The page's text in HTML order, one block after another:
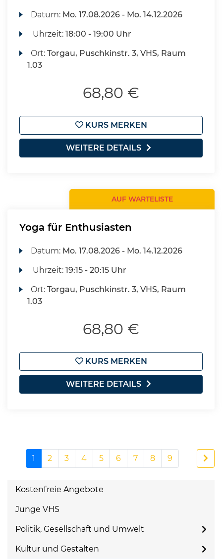
Datum: Mo. 17.08.2026 - Mo. 14.12.2026
Uhrzeit:18:00 - 19:00 Uhr
Ort:Torgau, Puschkinstr. 3, VHS, Raum
1.03
68,80 €
KURS MERKEN
WEITERE DETAILS
AUF WARTELISTE
Yoga für Enthusiasten
Datum: Mo. 17.08.2026 - Mo. 14.12.2026
Uhrzeit:19:15 - 20:15 Uhr
Ort:Torgau, Puschkinstr. 3, VHS, Raum
1.03
68,80 €
KURS MERKEN
WEITERE DETAILS
1 2 3 4 5 6 7 8 9
Kostenfreie Angebote
Junge VHS
Politik, Gesellschaft und Umwelt
Kultur und Gestalten